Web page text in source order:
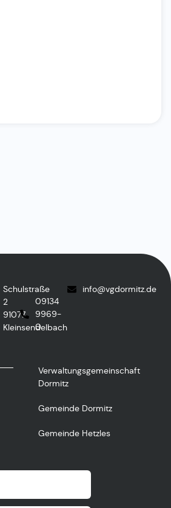
Schulstraße
2
91077
Kleinsendelbach
09134
9969-
0
info@vgdormitz.de
Verwaltungsgemeinschaft
Dormitz
Gemeinde Dormitz
Gemeinde Hetzles